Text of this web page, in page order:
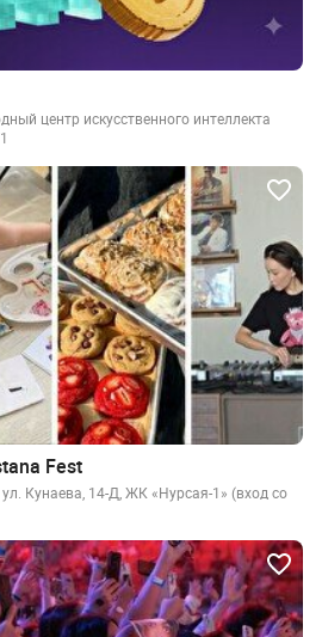
центр искусственного интеллекта
Fest
ул. Кунаева, 14-Д, ЖК «Нурсая-1» (вход со